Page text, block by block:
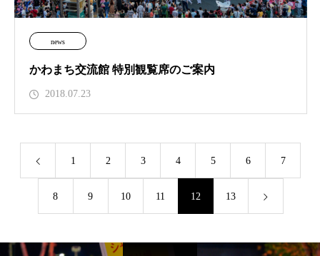
news
かわまち交流館 特別観覧席のご案内
2018.07.23
1 2 3 4 5 6 7
8 9 10 11 12 13